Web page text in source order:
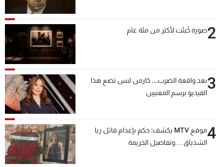
2صورة خُبئت لأكثر من مئة عام
3بعد واقعة الضرب... كارمن لبس تضع هذا
الفيديو برسم المعنيين
4
موقع MTV يكشف: حكم بإعدام قاتل ريا
الشدياق… وتفاصيل الجريمة
لاعلاناتكم
شروط الإسـتخدام